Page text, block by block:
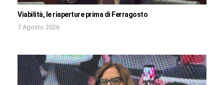
Viabilità, le riaperture prima di Ferragosto
7 Agosto 2026